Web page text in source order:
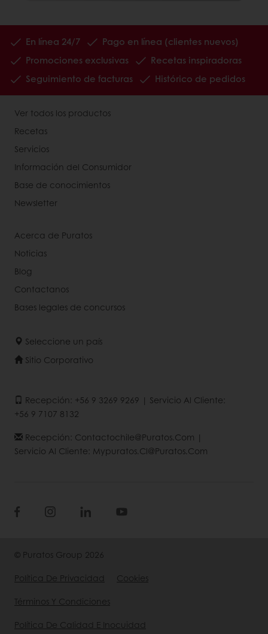
En línea 24/7
Pago en línea (clientes nuevos)
Promociones exclusivas
Recetas inspiradoras
Seguimiento de facturas
Histórico de pedidos
Ver todos los productos
Recetas
Servicios
Información del Consumidor
Base de conocimientos
Newsletter
Acerca de Puratos
Noticias
Blog
Contactanos
Bases legales de concursos
Seleccione un país
Sitio Corporativo
Recepción: +56 9 3269 9269 | Servicio Al Cliente:
+56 9 7107 8132
Recepción: Contactochile@puratos.com |
Servicio Al Cliente: Mypuratos.cl@puratos.com
© Puratos Group 2026
Política De Privacidad
Cookies
Términos Y Condiciones
Política De Calidad E Inocuidad